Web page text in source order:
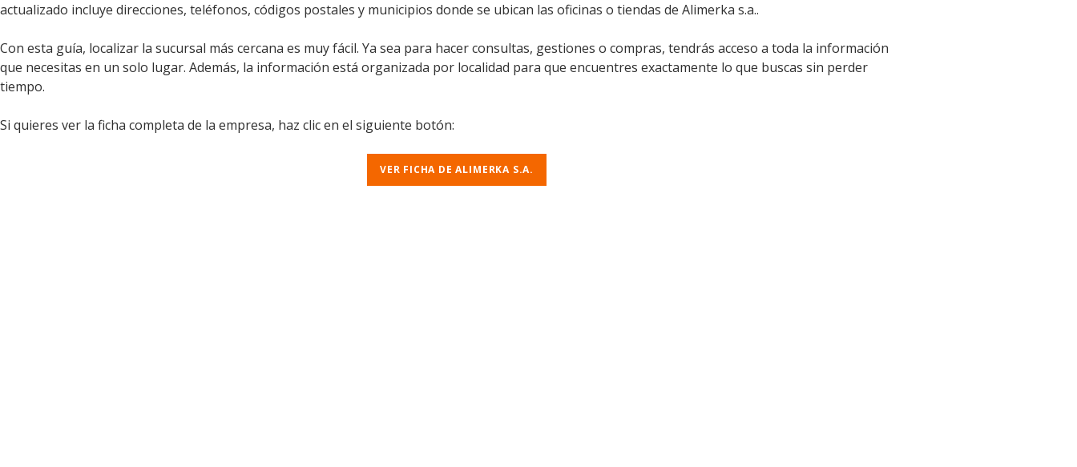
actualizado incluye direcciones, teléfonos, códigos postales y municipios donde se ubican las oficinas o tiendas de Alimerka s.a..
Con esta guía, localizar la sucursal más cercana es muy fácil. Ya sea para hacer consultas, gestiones o compras, tendrás acceso a toda la información
que necesitas en un solo lugar. Además, la información está organizada por localidad para que encuentres exactamente lo que buscas sin perder
tiempo.
Si quieres ver la ficha completa de la empresa, haz clic en el siguiente botón:
VER FICHA DE ALIMERKA S.A.